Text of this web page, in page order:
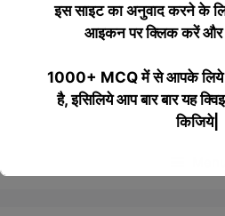
इस साइट का अनुवाद करने के
आइकन पर क्लिक करें और
1000+ MCQ में से आपके लिये
है, इसिलिये आप बार बार यह
किजिये|